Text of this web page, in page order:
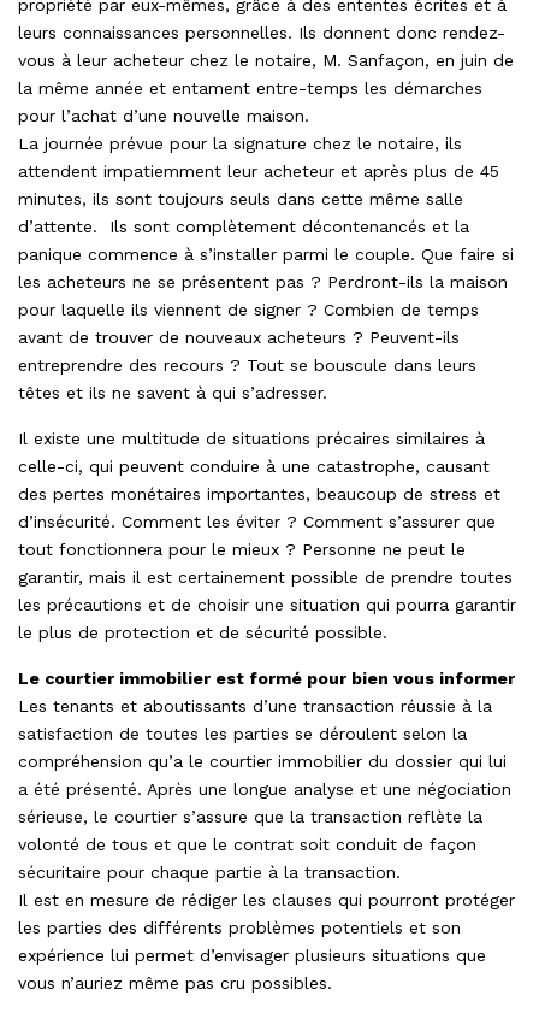
propriété par eux-mêmes, grâce à des ententes écrites et à
leurs connaissances personnelles. Ils donnent donc rendez-
vous à leur acheteur chez le notaire, M. Sanfaçon, en juin de
la même année et entament entre-temps les démarches
pour l’achat d’une nouvelle maison.
La journée prévue pour la signature chez le notaire, ils
attendent impatiemment leur acheteur et après plus de 45
minutes, ils sont toujours seuls dans cette même salle
d’attente. Ils sont complètement décontenancés et la
panique commence à s’installer parmi le couple. Que faire si
les acheteurs ne se présentent pas ? Perdront-ils la maison
pour laquelle ils viennent de signer ? Combien de temps
avant de trouver de nouveaux acheteurs ? Peuvent-ils
entreprendre des recours ? Tout se bouscule dans leurs
têtes et ils ne savent à qui s’adresser.
Il existe une multitude de situations précaires similaires à
celle-ci, qui peuvent conduire à une catastrophe, causant
des pertes monétaires importantes, beaucoup de stress et
d’insécurité. Comment les éviter ? Comment s’assurer que
tout fonctionnera pour le mieux ? Personne ne peut le
garantir, mais il est certainement possible de prendre toutes
les précautions et de choisir une situation qui pourra garantir
le plus de protection et de sécurité possible.
Le courtier immobilier est formé pour bien vous informer
Les tenants et aboutissants d’une transaction réussie à la
satisfaction de toutes les parties se déroulent selon la
compréhension qu’a le courtier immobilier du dossier qui lui
a été présenté. Après une longue analyse et une négociation
sérieuse, le courtier s’assure que la transaction reflète la
volonté de tous et que le contrat soit conduit de façon
sécuritaire pour chaque partie à la transaction.
Il est en mesure de rédiger les clauses qui pourront protéger
les parties des différents problèmes potentiels et son
expérience lui permet d’envisager plusieurs situations que
vous n’auriez même pas cru possibles.